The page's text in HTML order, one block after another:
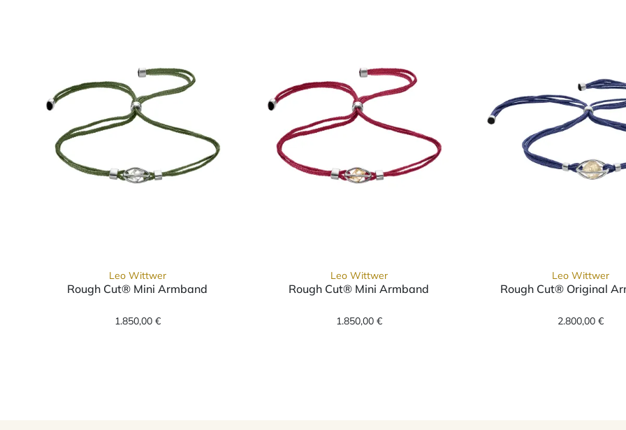
Leo Wittwer
Rough Cut® Mini Armband
1.850,00 €
Leo Wittwer
Rough Cut® Mini Armband
1.850,00 €
Leo Wittwer
Rough Cut® Original
2.800,00 €